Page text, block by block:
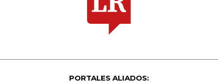
PORTALES ALIADOS: